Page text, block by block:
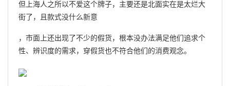
但上海人之所以不爱这个牌子，主要还是北面实在是太烂大
街了，且款式没什么新意
，市面上还出现了不少的假货，根本没办法满足他们追求个
性、辨识度的需求，穿假货也不符合他们的消费观念。